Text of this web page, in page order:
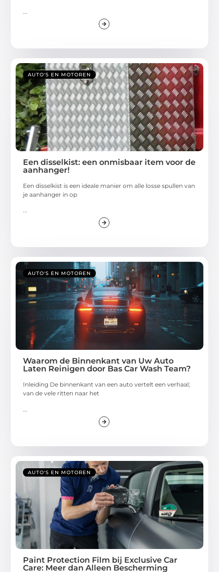
...
AUTO'S EN MOTOREN
Een disselkist: een onmisbaar item voor de
aanhanger!
Een disselkist is een ideale manier om alle losse spullen van
je aanhanger in op
...
AUTO'S EN MOTOREN
Waarom de Binnenkant van Uw Auto
Laten Reinigen door Bas Car Wash Team?
Inleiding De binnenkant van een auto vertelt een verhaal;
van de vele ritten naar het
AUTO'S EN MOTOREN
Paint Protection Film bij Exclusive Car
Care: Meer dan Alleen Bescherming